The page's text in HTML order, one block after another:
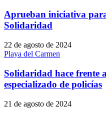
Aprueban iniciativa
Solidaridad
22 de agosto de 2024
Playa del Carmen
Solidaridad hace frente
especializado de policías
21 de agosto de 2024